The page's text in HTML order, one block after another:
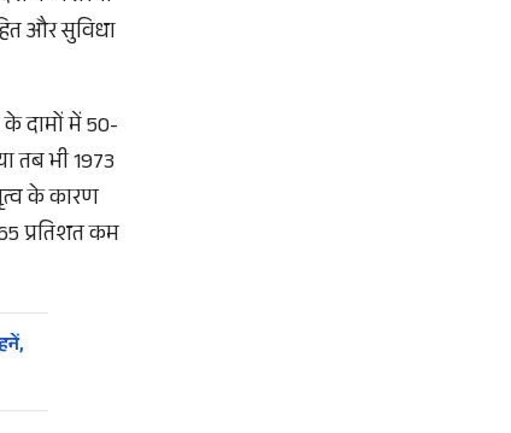
और सुविधा
दामों में 50-
तब भी 1973
के कारण
प्रतिशत कम